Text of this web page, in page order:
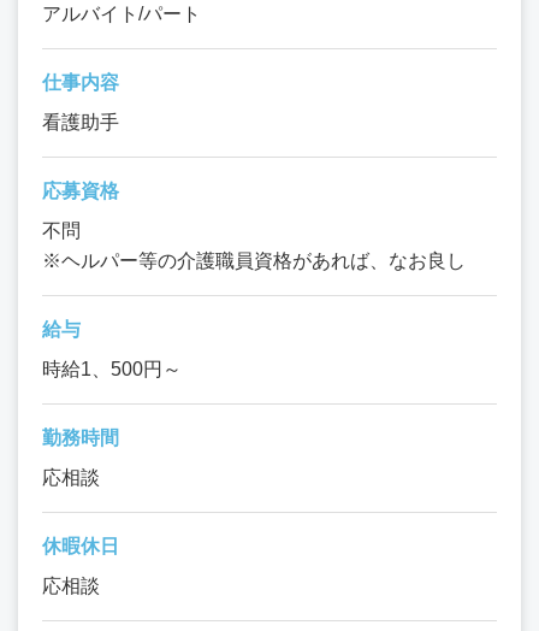
アルバイト/パート
仕事内容
看護助手
応募資格
不問
※ヘルパー等の介護職員資格があれば、なお良し
給与
時給1、500円～
勤務時間
応相談
休暇休日
応相談